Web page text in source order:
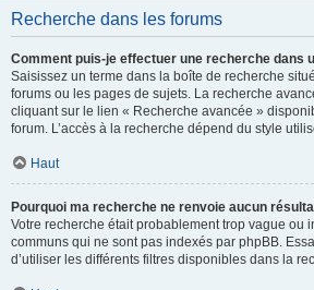
Recherche dans les forums
Comment puis-je effectuer une recherche dans
Saisissez un terme dans la boîte de recherche
forums ou les pages de sujets. La recherche
cliquant sur le lien « Recherche avancée »
forum. L’accès à la recherche dépend du style
Haut
Pourquoi ma recherche ne renvoie aucun
Votre recherche était probablement trop vague ou
communs qui ne sont pas indexés par phpBB.
d’utiliser les différents filtres disponibles dans la